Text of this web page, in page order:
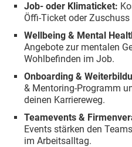
Job- oder Klimaticket:
Öffi-Ticket oder
Wellbeing & Mental
Angebote zur mentalen
Wohlbefinden im Job.
Onboarding &
& Mentoring-Programm
deinen Karriereweg.
Teamevents &
Events stärken den
im Arbeitsalltag.